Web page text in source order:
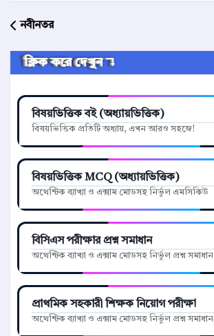
নবীনতর
ক্লিক করে দেখুন ↴
বিষয়ভিত্তিক বই (অধ্যায়ভিত্তিক)
বিষয়ভিত্তিক প্রতিটি অধ্যায়, এখন আরও সহজে!
বিষয়ভিত্তিক MCQ (অধ্যায়ভিত্তিক)
অথেন্টিক ব্যাখ্যা ও এক্সাম মোডসহ নির্ভুল এমসিকিউ
বিসিএস পরীক্ষার প্রশ্ন সমাধান
অথেন্টিক ব্যাখ্যা ও এক্সাম মোডসহ নির্ভুল প্রশ্ন সমাধান
প্রাথমিক সহকারী শিক্ষক নিয়োগ পরীক্ষা
অথেন্টিক ব্যাখ্যা ও এক্সাম মোডসহ নির্ভুল প্রশ্ন সমাধান